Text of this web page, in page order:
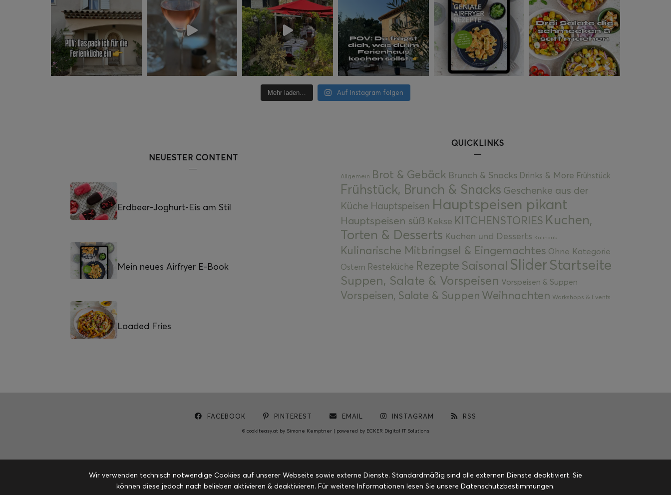
Mehr laden… Auf Instagram folgen
NEUESTER CONTENT
Erdbeer-Joghurt-Eis am Stil
Mein neues Airfryer E-Book
Loaded Fries
QUICKLINKS
Allgemein Brot & Gebäck Brunch & Snacks Drinks & More Frühstück
Frühstück, Brunch & Snacks Geschenke aus der
Küche Hauptspeisen Hauptspeisen pikant
Hauptspeisen süß Kekse KITCHENSTORIES Kuchen,
Torten & Desserts Kuchen und Desserts Kulinarik
Kulinarische Mitbringsel & Eingemachtes Ohne Kategorie
Ostern Resteküche Rezepte Saisonal SliderStartseite
Suppen, Salate & Vorspeisen Vorspeisen & Suppen
Vorspeisen, Salate & Suppen Weihnachten Workshops & Events
FACEBOOK PINTEREST EMAIL INSTAGRAM RSS
© cookiteasy.at by Simone Kemptner | powered by ECKER Digital IT Solutions
Wir verwenden technisch notwendige Cookies auf unserer Webseite sowie externe Dienste. Standardmäßig sind alle externen Dienste deaktiviert. Sie
können diese jedoch nach belieben aktivieren & deaktivieren. Für weitere Informationen lesen Sie unsere Datenschutzbestimmungen.